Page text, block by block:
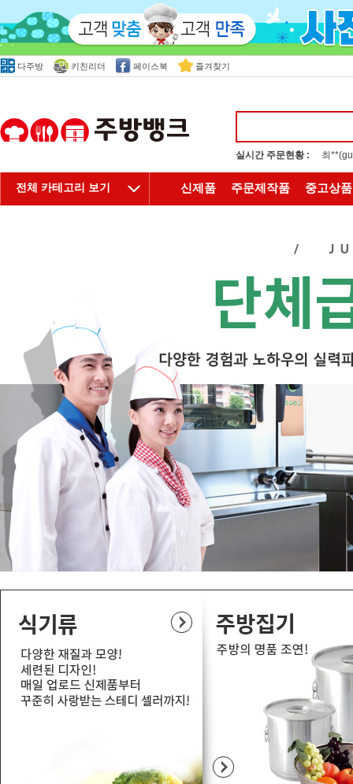
다주방 키친리더 페이스북 즐겨찾기
실시간 주문현황 : 최
신제품 주문제작품 중고상품
전체 카테고리 보기